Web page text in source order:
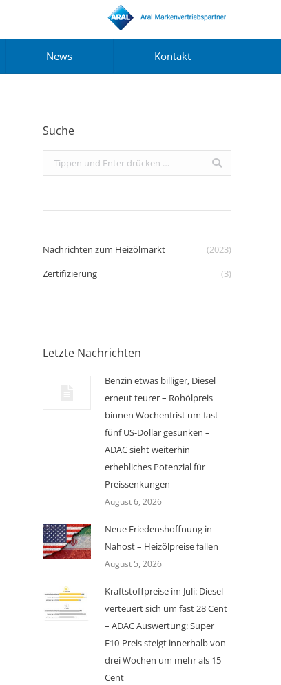
News Kontakt
Suche
Search:
Nachrichten zum Heizölmarkt
(2023)
Zertifizierung
(3)
Letzte Nachrichten
Benzin etwas billiger, Diesel
erneut teurer – Rohölpreis
binnen Wochenfrist um fast
fünf US-Dollar gesunken –
ADAC sieht weiterhin
erhebliches Potenzial für
Preissenkungen
August 6, 2026
Neue Friedenshoffnung in
Nahost – Heizölpreise fallen
August 5, 2026
Kraftstoffpreise im Juli: Diesel
verteuert sich um fast 28 Cent
– ADAC Auswertung: Super
E10-Preis steigt innerhalb von
drei Wochen um mehr als 15
Cent